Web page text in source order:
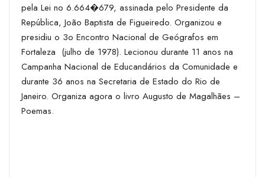
pela Lei no 6.664�679, assinada pelo Presidente da
República, João Baptista de Figueiredo. Organizou e
presidiu o 3o Encontro Nacional de Geógrafos em
Fortaleza ­ (julho de 1978). Lecionou durante 11 anos na
Campanha Nacional de Educandários da Comunidade e
durante 36 anos na Secretaria de Estado do Rio de
Janeiro. Organiza agora o livro Augusto de Magalhães –
Poemas.